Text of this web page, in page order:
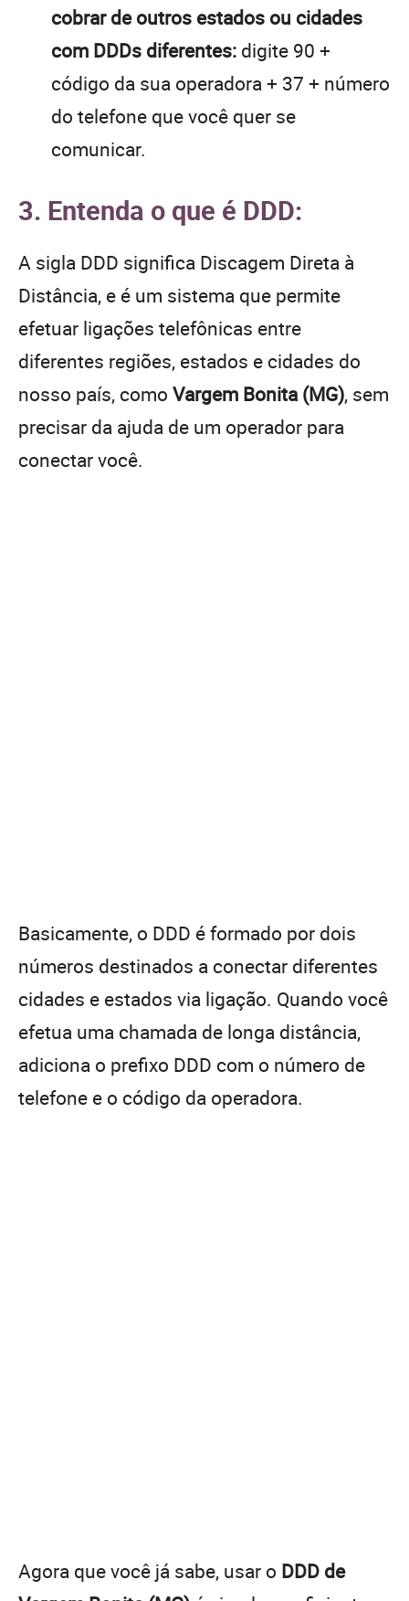
cobrar de outros estados ou cidades
com DDDs diferentes: digite 90 +
código da sua operadora + 37 + número
do telefone que você quer se
comunicar.
3. Entenda o que é DDD:
A sigla DDD significa Discagem Direta à
Distância, e é um sistema que permite
efetuar ligações telefônicas entre
diferentes regiões, estados e cidades do
nosso país, como Vargem Bonita (MG), sem
precisar da ajuda de um operador para
conectar você.
Basicamente, o DDD é formado por dois
números destinados a conectar diferentes
cidades e estados via ligação. Quando você
efetua uma chamada de longa distância,
adiciona o prefixo DDD com o número de
telefone e o código da operadora.
Agora que você já sabe, usar o DDD de